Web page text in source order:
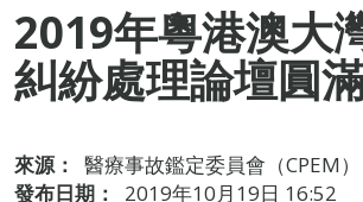
2019年粵港澳大
糾紛處理論壇圓
來源：
醫療事故鑑定委員會（CPEM）
發布日期：
2019年10月19日 16:52